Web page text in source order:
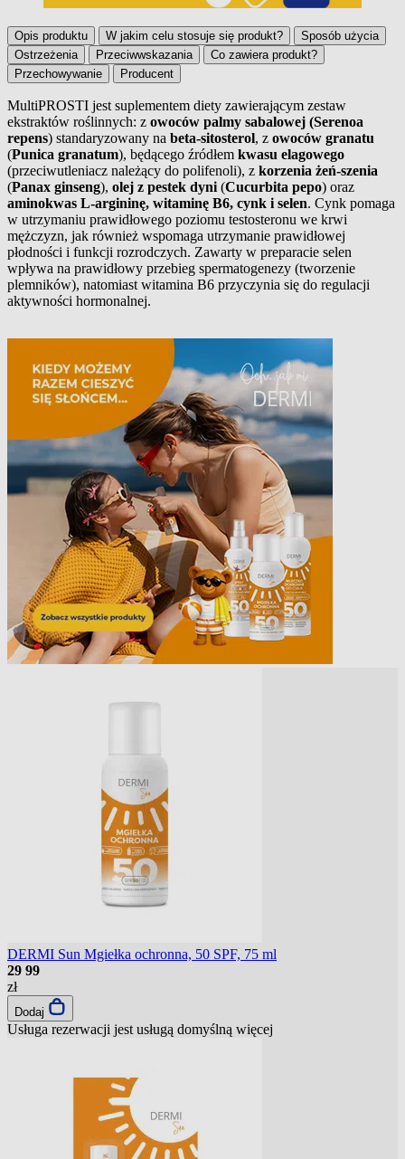
Opis produktu W jakim celu stosuje się produkt?
Sposób użycia
Ostrzeżenia
Przeciwwskazania
Co zawiera produkt?
Przechowywanie
Producent
Opis produktu
MultiPROSTI jest suplementem diety zawierającym zestaw
ekstraktów roślinnych: z owoców palmy sabalowej (Serenoa
repens) standaryzowany na beta-sitosterol, z owoców granatu
(Punica granatum), będącego źródłem kwasu elagowego
(przeciwutleniacz należący do polifenoli), z korzenia żeń-szenia
(Panax ginseng), olej z pestek dyni (Cucurbita pepo) oraz
aminokwas L-argininę, witaminę B6, cynk i selen. Cynk pomaga
w utrzymaniu prawidłowego poziomu testosteronu we krwi
mężczyzn, jak również wspomaga utrzymanie prawidłowej
płodności i funkcji rozrodczych. Zawarty w preparacie selen
wpływa na prawidłowy przebieg spermatogenezy (tworzenie
plemników), natomiast witamina B6 przyczynia się do regulacji
aktywności hormonalnej.
DERMI Sun Mgiełka ochronna, 50 SPF, 75 ml
29 99
zł
Dodaj
Usługa rezerwacji jest usługą domyślną więcej